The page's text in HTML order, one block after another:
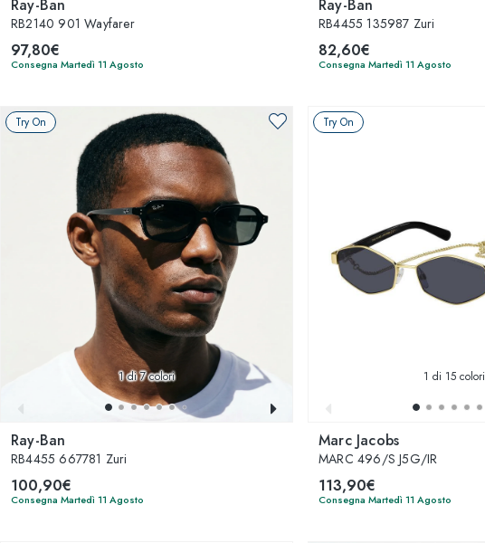
Ray-Ban
RB2140 901 Wayfarer
97,80€
Consegna Martedì 11 Agosto
Ray-Ban
RB4455 135987 Zuri
82,60€
Consegna Martedì 11 Agosto
Try On
1di 7 colori
Ray-Ban
RB4455 667781 Zuri
100,90€
Consegna Martedì 11 Agosto
Try On
1 di 15 colori
Marc Jacobs
MARC 496/S J5G/IR
113,90€
Consegna Martedì 11 Agosto